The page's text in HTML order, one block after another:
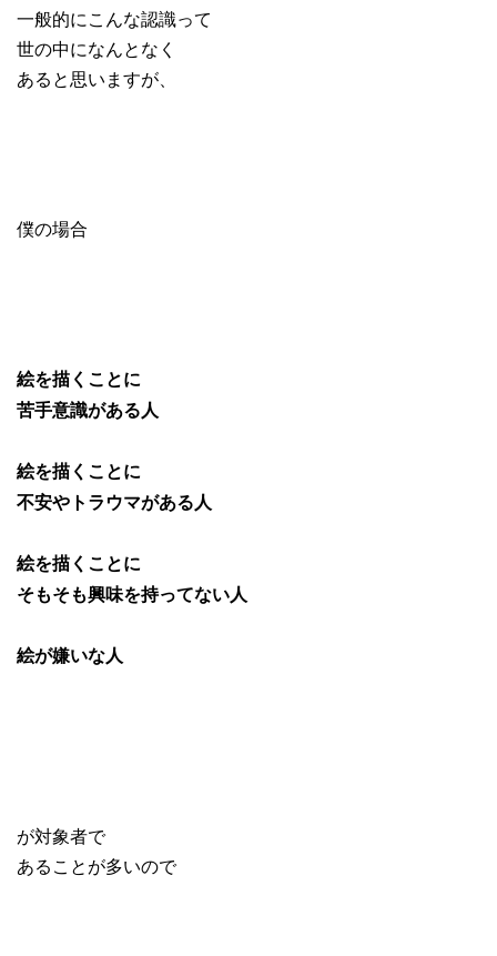
一般的にこんな認識って
世の中になんとなく
あると思いますが、
僕の場合
絵を描くことに
苦手意識がある人
絵を描くことに
不安やトラウマがある人
絵を描くことに
そもそも興味を持ってない人
絵が嫌いな人
が対象者で
あることが多いので